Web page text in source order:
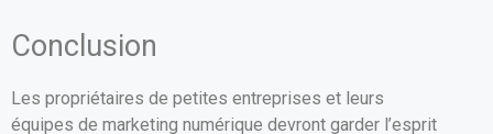
Conclusion
Les propriétaires de petites entreprises et leurs
équipes de marketing numérique devront garder l’esprit